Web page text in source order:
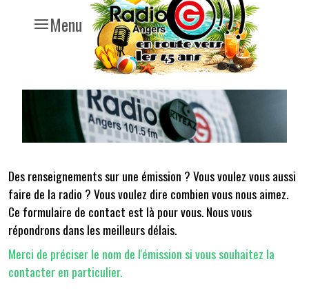
Menu
Des renseignements sur une émission ? Vous voulez vous aussi
faire de la radio ? Vous voulez dire combien vous nous aimez.
Ce formulaire de contact est là pour vous. Nous vous
répondrons dans les meilleurs délais.
Merci de préciser le nom de l'émission si vous souhaitez la
contacter en particulier.